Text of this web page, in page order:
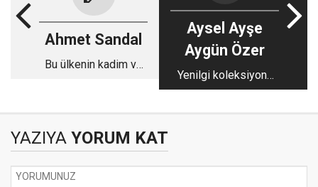
Ahmet Sandal
Bu ülkenin kadim ve
Aysel Ayşe
Aygün Özer
Yenilgi koleksiyonu
ve anlamsız bir ısrar
YAZIYA YORUM KAT